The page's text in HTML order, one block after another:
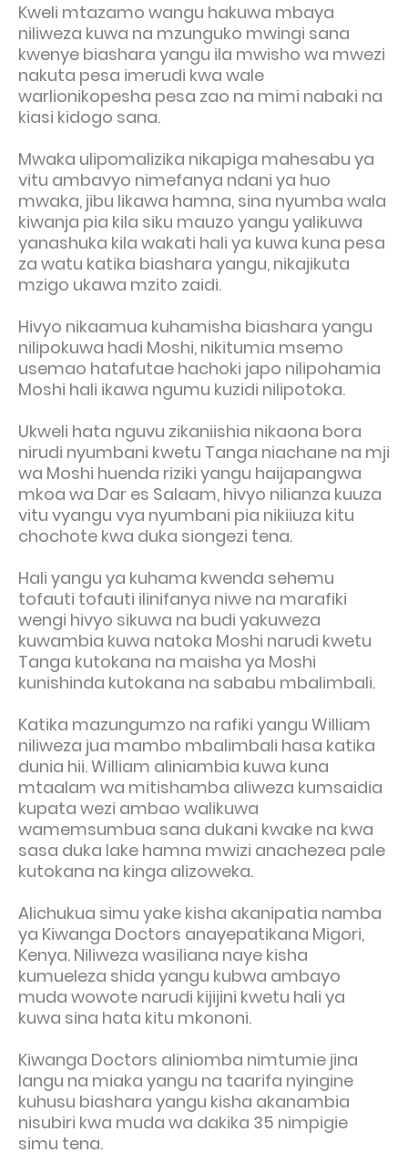
Kweli mtazamo wangu hakuwa mbaya
niliweza kuwa na mzunguko mwingi sana
kwenye biashara yangu ila mwisho wa mwezi
nakuta pesa imerudi kwa wale
warlionikopesha pesa zao na mimi nabaki na
kiasi kidogo sana.
Mwaka ulipomalizika nikapiga mahesabu ya
vitu ambavyo nimefanya ndani ya huo
mwaka, jibu likawa hamna, sina nyumba wala
kiwanja pia kila siku mauzo yangu yalikuwa
yanashuka kila wakati hali ya kuwa kuna pesa
za watu katika biashara yangu, nikajikuta
mzigo ukawa mzito zaidi.
Hivyo nikaamua kuhamisha biashara yangu
nilipokuwa hadi Moshi, nikitumia msemo
usemao hatafutae hachoki japo nilipohamia
Moshi hali ikawa ngumu kuzidi nilipotoka.
Ukweli hata nguvu zikaniishia nikaona bora
nirudi nyumbani kwetu Tanga niachane na mji
wa Moshi huenda riziki yangu haijapangwa
mkoa wa Dar es Salaam, hivyo nilianza kuuza
vitu vyangu vya nyumbani pia nikiiuza kitu
chochote kwa duka siongezi tena.
Hali yangu ya kuhama kwenda sehemu
tofauti tofauti ilinifanya niwe na marafiki
wengi hivyo sikuwa na budi yakuweza
kuwambia kuwa natoka Moshi narudi kwetu
Tanga kutokana na maisha ya Moshi
kunishinda kutokana na sababu mbalimbali.
Katika mazungumzo na rafiki yangu William
niliweza jua mambo mbalimbali hasa katika
dunia hii. William aliniambia kuwa kuna
mtaalam wa mitishamba aliweza kumsaidia
kupata wezi ambao walikuwa
wamemsumbua sana dukani kwake na kwa
sasa duka lake hamna mwizi anachezea pale
kutokana na kinga alizoweka.
Alichukua simu yake kisha akanipatia namba
ya Kiwanga Doctors anayepatikana Migori,
Kenya. Niliweza wasiliana naye kisha
kumueleza shida yangu kubwa ambayo
muda wowote narudi kijijini kwetu hali ya
kuwa sina hata kitu mkononi.
Kiwanga Doctors aliniomba nimtumie jina
langu na miaka yangu na taarifa nyingine
kuhusu biashara yangu kisha akanambia
nisubiri kwa muda wa dakika 35 nimpigie
simu tena.